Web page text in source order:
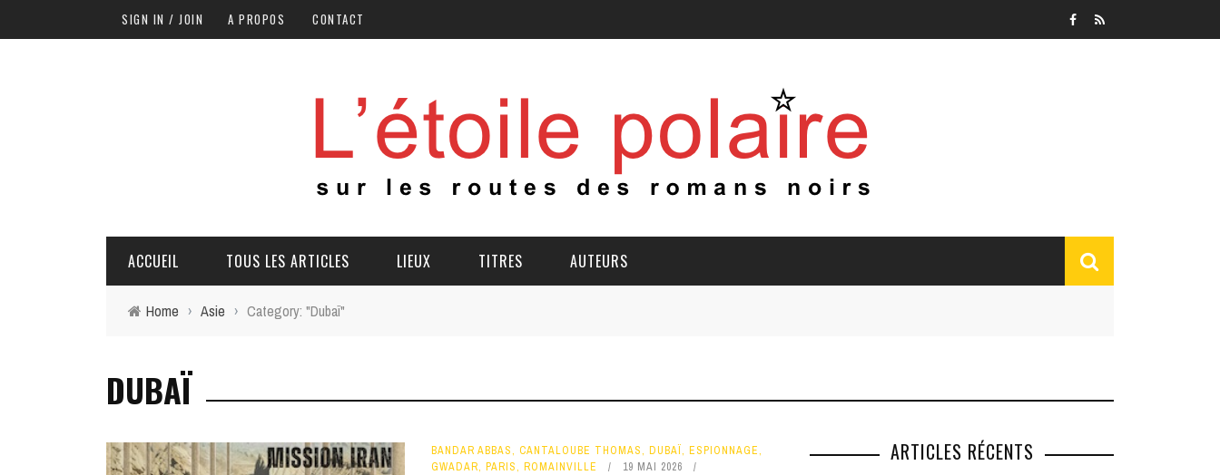
SIGN IN / JOIN A PROPOS CONTACT
ACCUEIL TOUS LES ARTICLES LIEUX TITRES AUTEURS
Home › Asie › Category: "Dubaï"
DUBAÏ
BANDAR ABBAS, CANTALOUBE THOMAS, DUBAÏ, ESPIONNAGE,
GWADAR, PARIS, ROMAINVILLE 19 MAI 2026
ARTICLES RÉCENTS